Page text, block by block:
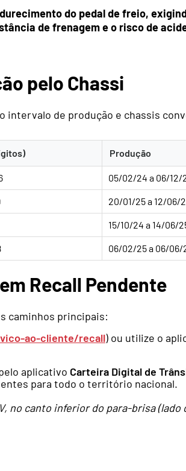
do pedal de freio,
de frenagem e o risco de
pelo Chassi
intervalo de produção e chassis
Produção
05/02/24 a 06/12/
20/01/25 a 12/06/
15/10/24 a 14/06/
06/02/25 a 06/06/
Recall Pendente
caminhos principais:
ao-cliente/recall) ou utilize o
aplicativo Carteira Digital de
para todo o território nacional.
no canto inferior do para-brisa